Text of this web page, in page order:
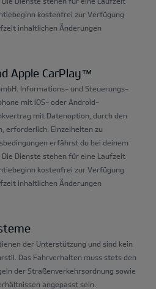
kostenfrei zur Verfügung
inhaltlichen Änderungen
Apple CarPlay™
Informations- und Steuerungs-
mit iOS- oder Android-
mit Datenoption, durch den
erforderlich. Einzelheiten zu
erfährst du bei deinem
Dienste stehen für eine Laufzeit
kostenfrei zur Verfügung
inhaltlichen Änderungen
der Unterstützung und sind kein
Das Fahrverhalten muss stets den
der Straßenverkehrsordnung sowie
angepasst sein.